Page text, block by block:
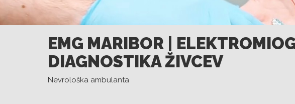
EMG MARIBOR |
DIAGNOSTIKA ŽIVCEV
Nevrološka ambulanta